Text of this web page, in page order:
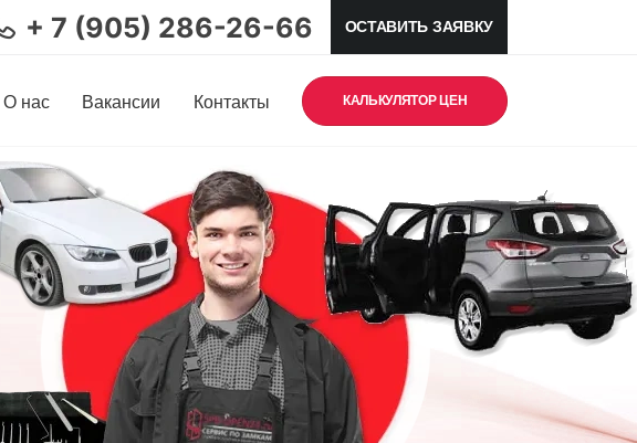
+ 7 (905) 286-26-66 ОСТАВИТЬ ЗАЯВКУ
О нас Вакансии Контакты КАЛЬКУЛЯТОР ЦЕН